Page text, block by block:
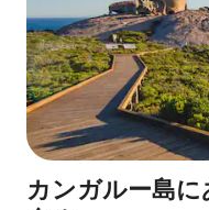
カンガルー島